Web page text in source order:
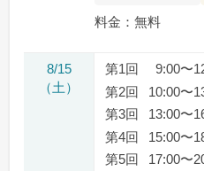
料金：無料
8/15
（土）
第1回 9:00〜
第2回
10:00〜
第3回
13:00〜
第4回
15:00〜
第5回
17:00〜